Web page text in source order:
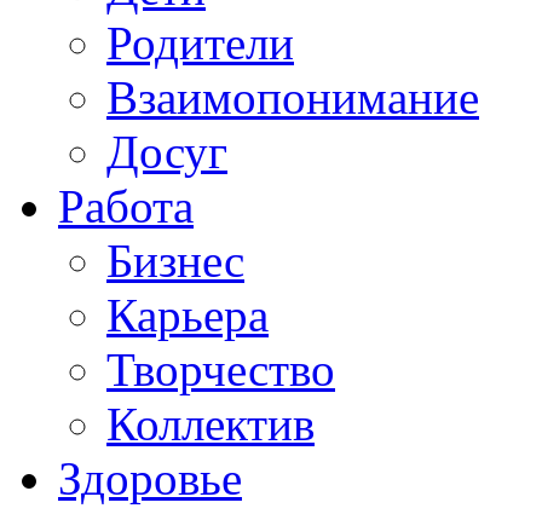
Родители
Взаимопонимание
Досуг
Работа
Бизнес
Карьера
Творчество
Коллектив
Здоровье